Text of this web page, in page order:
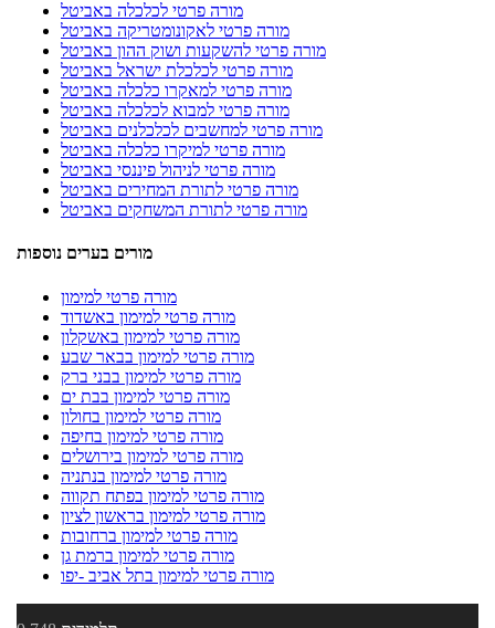
מורה פרטי לכלכלה באביטל
מורה פרטי לאקונומטריקה באביטל
מורה פרטי להשקעות ושוק ההון באביטל
מורה פרטי לכלכלת ישראל באביטל
מורה פרטי למאקרו כלכלה באביטל
מורה פרטי למבוא לכלכלה באביטל
מורה פרטי למחשבים לכלכלנים באביטל
מורה פרטי למיקרו כלכלה באביטל
מורה פרטי לניהול פיננסי באביטל
מורה פרטי לתורת המחירים באביטל
מורה פרטי לתורת המשחקים באביטל
מורים בערים נוספות
מורה פרטי למימון
מורה פרטי למימון באשדוד
מורה פרטי למימון באשקלון
מורה פרטי למימון בבאר שבע
מורה פרטי למימון בבני ברק
מורה פרטי למימון בבת ים
מורה פרטי למימון בחולון
מורה פרטי למימון בחיפה
מורה פרטי למימון בירושלים
מורה פרטי למימון בנתניה
מורה פרטי למימון בפתח תקווה
מורה פרטי למימון בראשון לציון
מורה פרטי למימון ברחובות
מורה פרטי למימון ברמת גן
מורה פרטי למימון בתל אביב -יפו